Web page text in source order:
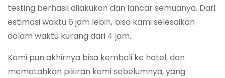
testing berhasil dilakukan dan lancar semuanya. Dari
estimasi waktu 6 jam lebih, bisa kami selesaikan
dalam waktu kurang dari 4 jam.
Kami pun akhirnya bisa kembali ke hotel, dan
mematahkan pikiran kami sebelumnya, yang